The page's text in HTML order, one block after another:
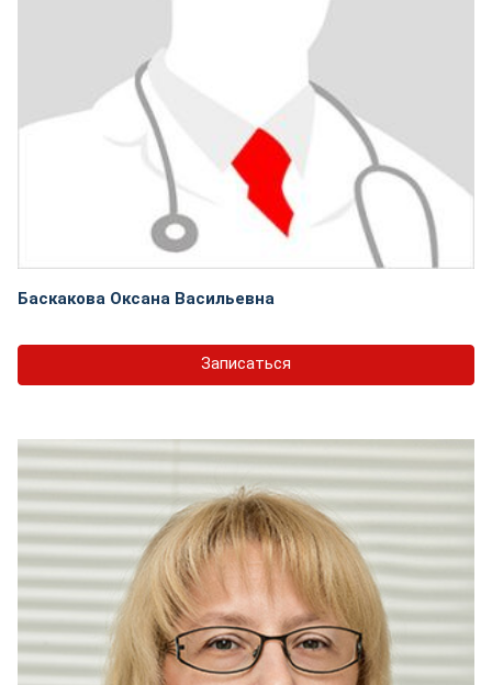
Баскакова Оксана Васильевна
Записаться